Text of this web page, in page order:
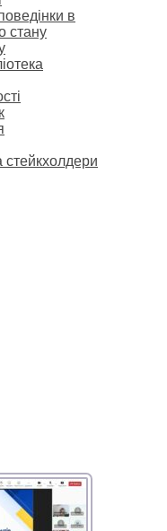
в
стану
стейкхолдери